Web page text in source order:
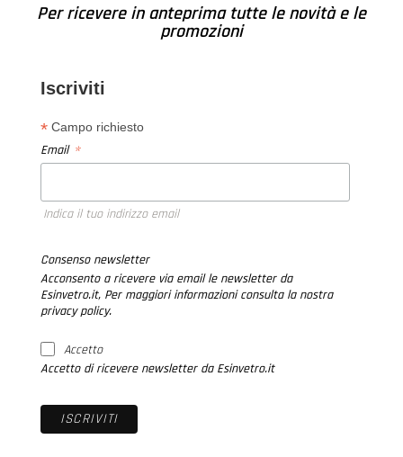
Per ricevere in anteprima tutte le novità e le
promozioni
Iscriviti
* Campo richiesto
Email *
Indica il tuo indirizzo email
Consenso newsletter
Acconsento a ricevere via email le newsletter da
Esinvetro.it, Per maggiori informazioni consulta la nostra
privacy policy.
Accetto
Accetto di ricevere newsletter da Esinvetro.it